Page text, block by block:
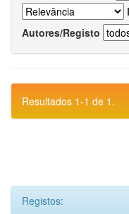
Autores/Registo
Resultados 1-1 de 1.
Registos: